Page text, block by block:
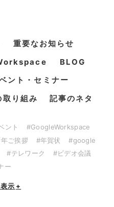
重要なお知らせ
BLOG
ント・セミナー
り組み 記事のネタ
ント
#GoogleWorkspace
ご挨拶 #年賀状
#google
#テレワーク
#ビデオ会議
ー
示 +